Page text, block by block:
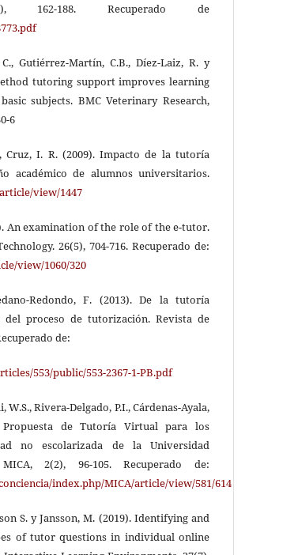
162-188. Recuperado de
Gutiérrez-Martín, C.B., Díez-Laiz, R. y
tutoring support improves learning
subjects. BMC Veterinary Research,
6
Cruz, I. R. (2009). Impacto de la tutoría
académico de alumnos universitarios.
view/1447
An examination of the role of the e-tutor.
26(5), 704-716. Recuperado de:
view/1060/320
Redondo, F. (2013). De la tutoría
proceso de tutorización. Revista de
de:
553/public/553-2367-1-PB.pdf
Rivera-Delgado, P.I., Cárdenas-Ayala,
Propuesta de Tutoría Virtual para los
no escolarizada de la Universidad
2(2), 96-105. Recuperado de:
index.php/MICA/article/view/581/614
S. y Jansson, M. (2019). Identifying and
of tutor questions in individual online